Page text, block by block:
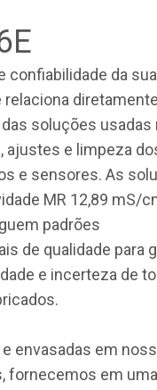
confiabilidade da sua
relaciona
das soluções usadas
ajustes e limpeza
e sensores. As
MR 12,89 mS/
padrões
de qualidade para
e incerteza de
envasadas em
fornecemos em uma